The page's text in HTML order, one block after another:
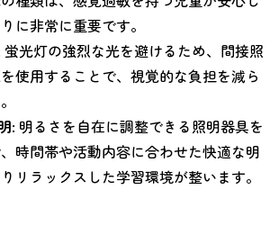
に非常に重要です。
蛍光灯の強烈な光を避けるため、間接照
使用することで、視覚的な負担を減ら
: 明るさを自在に調整できる照明器具を
時間帯や活動内容に合わせた快適な明
リラックスした学習環境が整います。